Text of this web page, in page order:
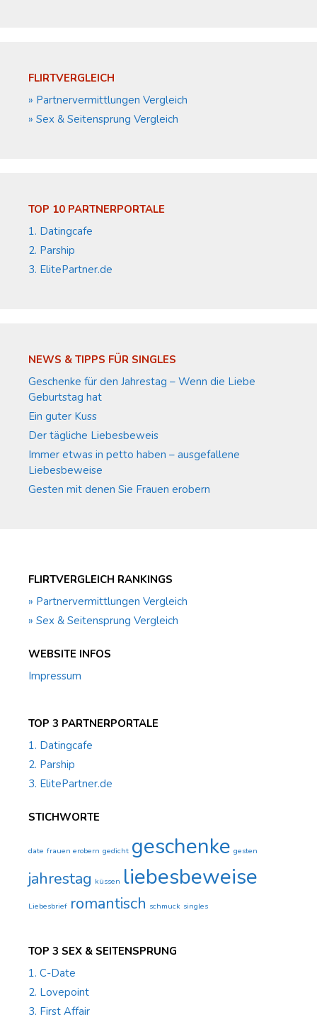
FLIRTVERGLEICH
» Partnervermittlungen Vergleich
» Sex & Seitensprung Vergleich
TOP 10 PARTNERPORTALE
1. Datingcafe
2. Parship
3. ElitePartner.de
NEWS & TIPPS FÜR SINGLES
Geschenke für den Jahrestag – Wenn die Liebe
Geburtstag hat
Ein guter Kuss
Der tägliche Liebesbeweis
Immer etwas in petto haben – ausgefallene
Liebesbeweise
Gesten mit denen Sie Frauen erobern
FLIRTVERGLEICH RANKINGS
» Partnervermittlungen Vergleich
» Sex & Seitensprung Vergleich
WEBSITE INFOS
Impressum
TOP 3 PARTNERPORTALE
1. Datingcafe
2. Parship
3. ElitePartner.de
STICHWORTE
date frauen erobern gedicht geschenke gesten
jahrestag küssen liebesbeweise
Liebesbrief romantisch schmuck singles
TOP 3 SEX & SEITENSPRUNG
1. C-Date
2. Lovepoint
3. First Affair